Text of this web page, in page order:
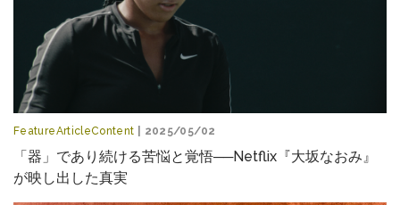
FeatureArticleContent | 2025/05/02
「器」であり続ける苦悩と覚悟──Netflix『大坂なおみ』
が映し出した真実